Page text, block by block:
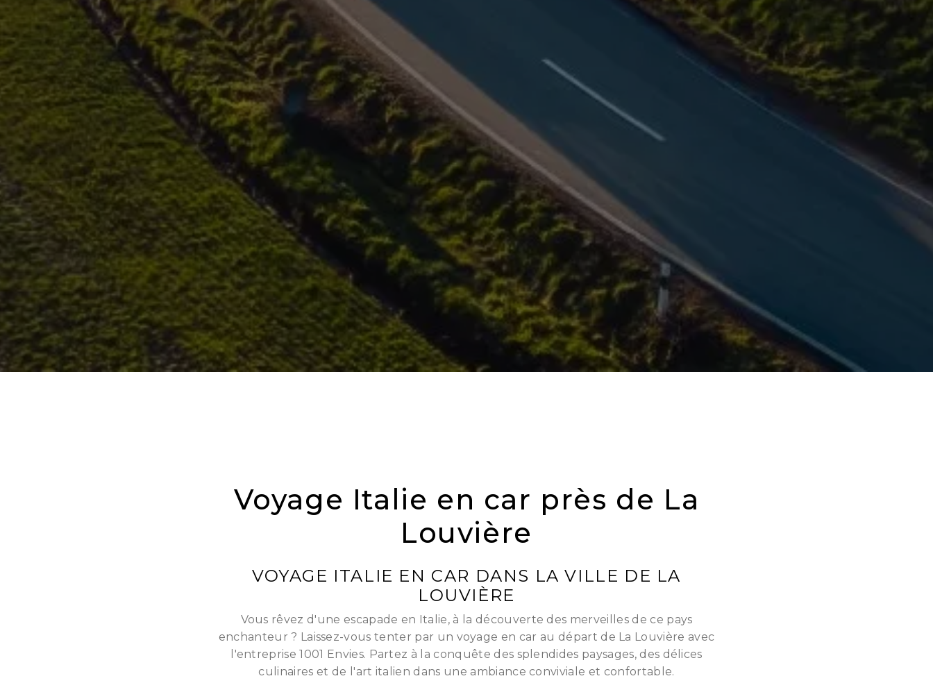
Voyage Italie en car près de La
Louvière
VOYAGE ITALIE EN CAR DANS LA VILLE DE LA
LOUVIÈRE
Vous rêvez d'une escapade en Italie, à la découverte des merveilles de ce pays
enchanteur ? Laissez-vous tenter par un voyage en car au départ de La Louvière avec
l'entreprise 1001 Envies. Partez à la conquête des splendides paysages, des délices
culinaires et de l'art italien dans une ambiance conviviale et confortable.